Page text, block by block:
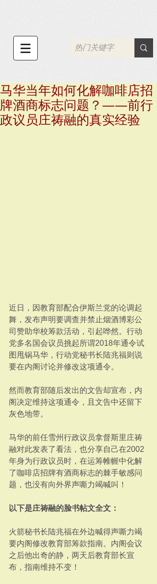
马华当年如何化解咖啡店招
牌酒商标志问题？——前行
政议员庄祷融的真实经验
近日，因教育部配合伊斯兰党的论调起
舞，发布声明要调查并禁止烟酒博彩公
司赞助华校筹款活动，引起哗然。行动
党多名国会议员挑起所谓2018年通令试
图甩锅马华，行动党秘书长陆兆福则说
要在内阁讨论并修改这项通令。
然而教育部随后发出的文告却宣布，内
阁决定维持这项通令，且文告中还留下
灰色地带。
马华的前任雪州行政议员拿督斯里庄祷
融对此发表了看法，也分享自己在2002
年身为行政议员时，在运筹帷幄中化解
了咖啡店招牌有酒商标志的棘手敏感问
题，也没有向外界声嘶力竭喊叫！
以下是庄祷融的脸书帖文全文：
火箭秘书长陆兆福在外边喊得声嘶力竭
要内阁修改教育部筹款指南。内阁会议
之后他出奇的静，两天后教育部长宣
布，指南维持不变！